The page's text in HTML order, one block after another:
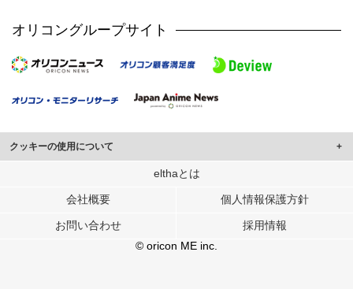
オリコングループサイト
クッキーの使用について
このサイトでは Cookie を使用して、ユーザーに合わせたコンテンツや広告の
行っています。
メディアや広告配信、データ解析の各パートナーに提供しています。
各パートナーは、この情報とユーザーが各パートナーに提供した他の情報や、
ユーザーが各パートナーのサービスを使用したときに収集した他の情報を組み
elthaとは
会社概要 個人情報保護方針
お問い合わせ
採用情報
© oricon ME inc.